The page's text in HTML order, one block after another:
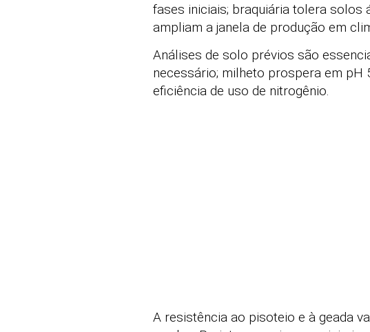
fases iniciais; braquiária tolera solos
ampliam a janela de produção em
Análises de solo prévios são
necessário; milheto prospera em pH
eficiência de uso de nitrogênio.
A resistência ao pisoteio e à geada